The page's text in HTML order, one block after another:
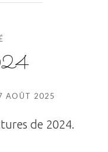
AOÛT 2025
de 2024.